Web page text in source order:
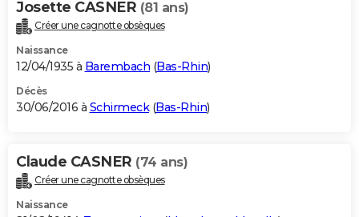
Josette CASNER (81 ans)
Créer une cagnotte obsèques
Naissance
12/04/1935 à Barembach (Bas-Rhin)
Décès
30/06/2016 à Schirmeck(Bas-Rhin)
Claude CASNER (74 ans)
Créer une cagnotte obsèques
Naissance